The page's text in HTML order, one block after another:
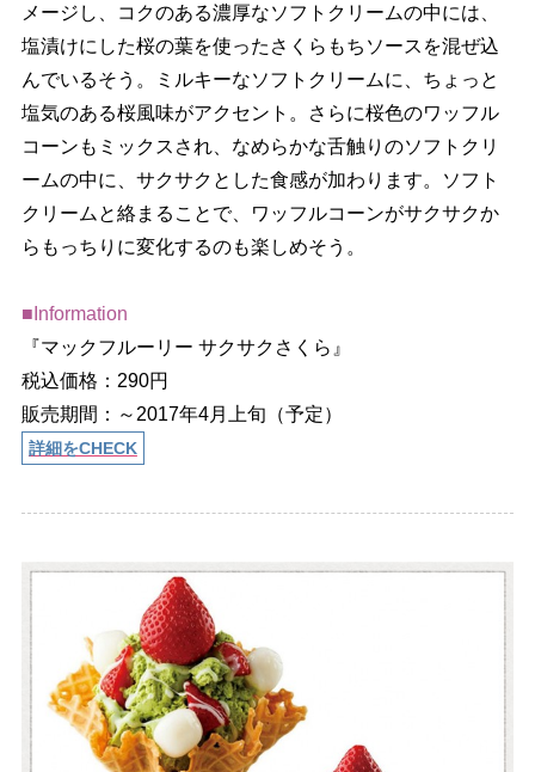
メージし、コクのある濃厚なソフトクリームの中には、
塩漬けにした桜の葉を使ったさくらもちソースを混ぜ込
んでいるそう。ミルキーなソフトクリームに、ちょっと
塩気のある桜風味がアクセント。さらに桜色のワッフル
コーンもミックスされ、なめらかな舌触りのソフトクリ
ームの中に、サクサクとした食感が加わります。ソフト
クリームと絡まることで、ワッフルコーンがサクサクか
らもっちりに変化するのも楽しめそう。
■Information
『マックフルーリー サクサクさくら』
税込価格：290円
販売期間：～2017年4月上旬（予定）
詳細をCHECK